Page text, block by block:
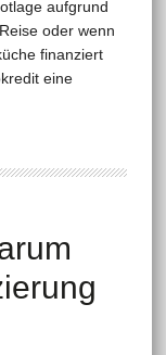
aufgrund
oder wenn
finanziert
eine